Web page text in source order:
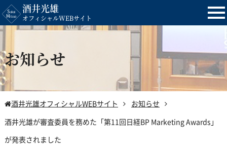
酒井光雄
オフィシャルWEBサイト
お知らせ
酒井光雄オフィシャルWEBサイト
お知らせ
酒井光雄が審査委員を務めた「第11回日経BP Marketing Awards」
が発表されました